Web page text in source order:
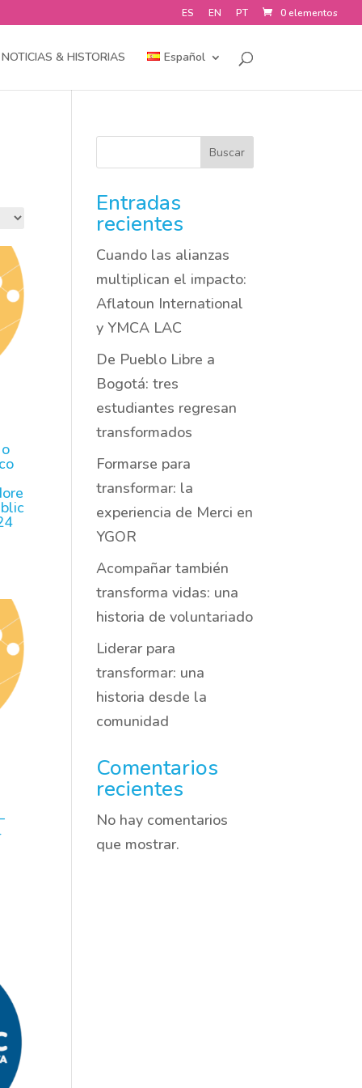
ES EN PT 0 elementos
NOTICIAS & HISTORIAS Español
Buscar
Entradas
recientes
Cuando las alianzas
multiplican el impacto:
Aflatoun International
y YMCA LAC
De Pueblo Libre a
Bogotá: tres
estudiantes regresan
transformados
Formarse para
transformar: la
experiencia de Merci en
YGOR
Acompañar también
transforma vidas: una
historia de voluntariado
Liderar para
transformar: una
historia desde la
comunidad
Comentarios
recientes
No hay comentarios
que mostrar.